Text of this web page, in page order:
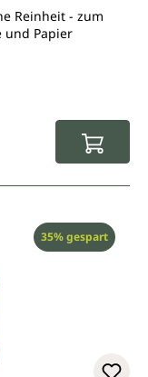
Reinheit - zum
und Papier
Rabatt
35% gespart